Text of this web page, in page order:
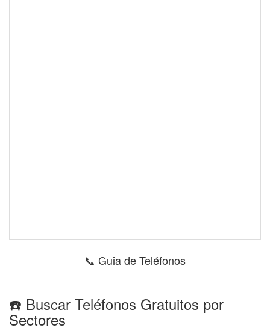
📞 Guia de Teléfonos
☎️ Buscar Teléfonos Gratuitos por
Sectores